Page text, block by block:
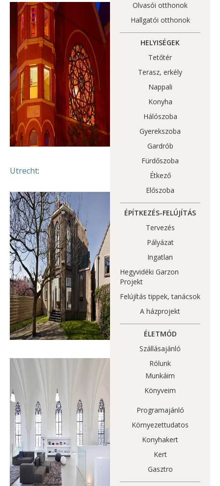
Utrecht:
Olvasói otthonok
Hallgatói otthonok
HELYISÉGEK
Tetőtér
Terasz, erkély
Nappali
Konyha
Hálószoba
Gyerekszoba
Gardrób
Fürdőszoba
Étkező
Előszoba
ÉPÍTKEZÉS-FELÚJÍTÁS
Tervezés
Pályázat
Ingatlan
Hegyvidéki Garzon
Projekt
Felújítás tippek, tanácsok
A házprojekt
ÉLETMÓD
Szállásajánló
Rólunk
Munkáim
Könyveim
Programajánló
Környezettudatos
Konyhakert
Kert
Gasztro